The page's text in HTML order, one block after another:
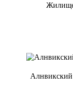
Жилище
Алнвикский